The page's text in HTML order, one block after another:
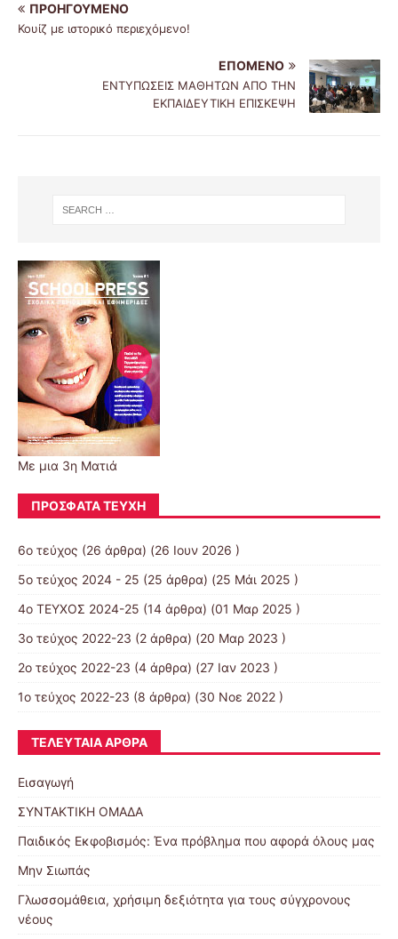
ΠΡΟΗΓΟΎΜΕΝΟ
Κουίζ με ιστορικό περιεχόμενο!
ΕΠΌΜΕΝΟ
ΕΝΤΥΠΩΣΕΙΣ ΜΑΘΗΤΩΝ ΑΠΟ ΤΗΝ
ΕΚΠΑΙΔΕΥΤΙΚΗ ΕΠΙΣΚΕΨΗ
Με μια 3η Ματιά
ΠΡΌΣΦΑΤΑ ΤΕΎΧΗ
6ο τεύχος (26 άρθρα) (26 Ιουν 2026 )
5ο τεύχος 2024 - 25 (25 άρθρα) (25 Μάι 2025 )
4ο ΤΕΥΧΟΣ 2024-25 (14 άρθρα) (01 Μαρ 2025 )
3ο τεύχος 2022-23 (2 άρθρα) (20 Μαρ 2023 )
2ο τεύχος 2022-23 (4 άρθρα) (27 Ιαν 2023 )
1ο τεύχος 2022-23 (8 άρθρα) (30 Νοε 2022 )
ΤΕΛΕΥΤΑΊΑ ΆΡΘΡΑ
Εισαγωγή
ΣΥΝΤΑΚΤΙΚΗ ΟΜΑΔΑ
Παιδικός Εκφοβισμός: Ένα πρόβλημα που αφορά όλους μας
Μην Σιωπάς
Γλωσσομάθεια, χρήσιμη δεξιότητα για τους σύγχρονους
νέους